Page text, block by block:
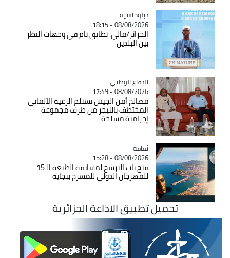
Catégorie
دبلوماسية
08/08/2026 - 18:15
الجزائر/مالي: تطابق تام في وجهات النظر
بين البلدين
Catégorie
الدفاع الوطني
08/08/2026 - 17:49
مصالح أمن الجيش تستلم الرعية الألماني
المختطف بالنيجر من طرف مجموعة
إجرامية مسلحة
Catégorie
ثقافة
08/08/2026 - 15:28
فتح باب الترشح لمسابقة الطبعة الـ15
للمهرجان الدولي للمسرح ببجاية
تحميل تطبيق الاذاعة الجزائرية